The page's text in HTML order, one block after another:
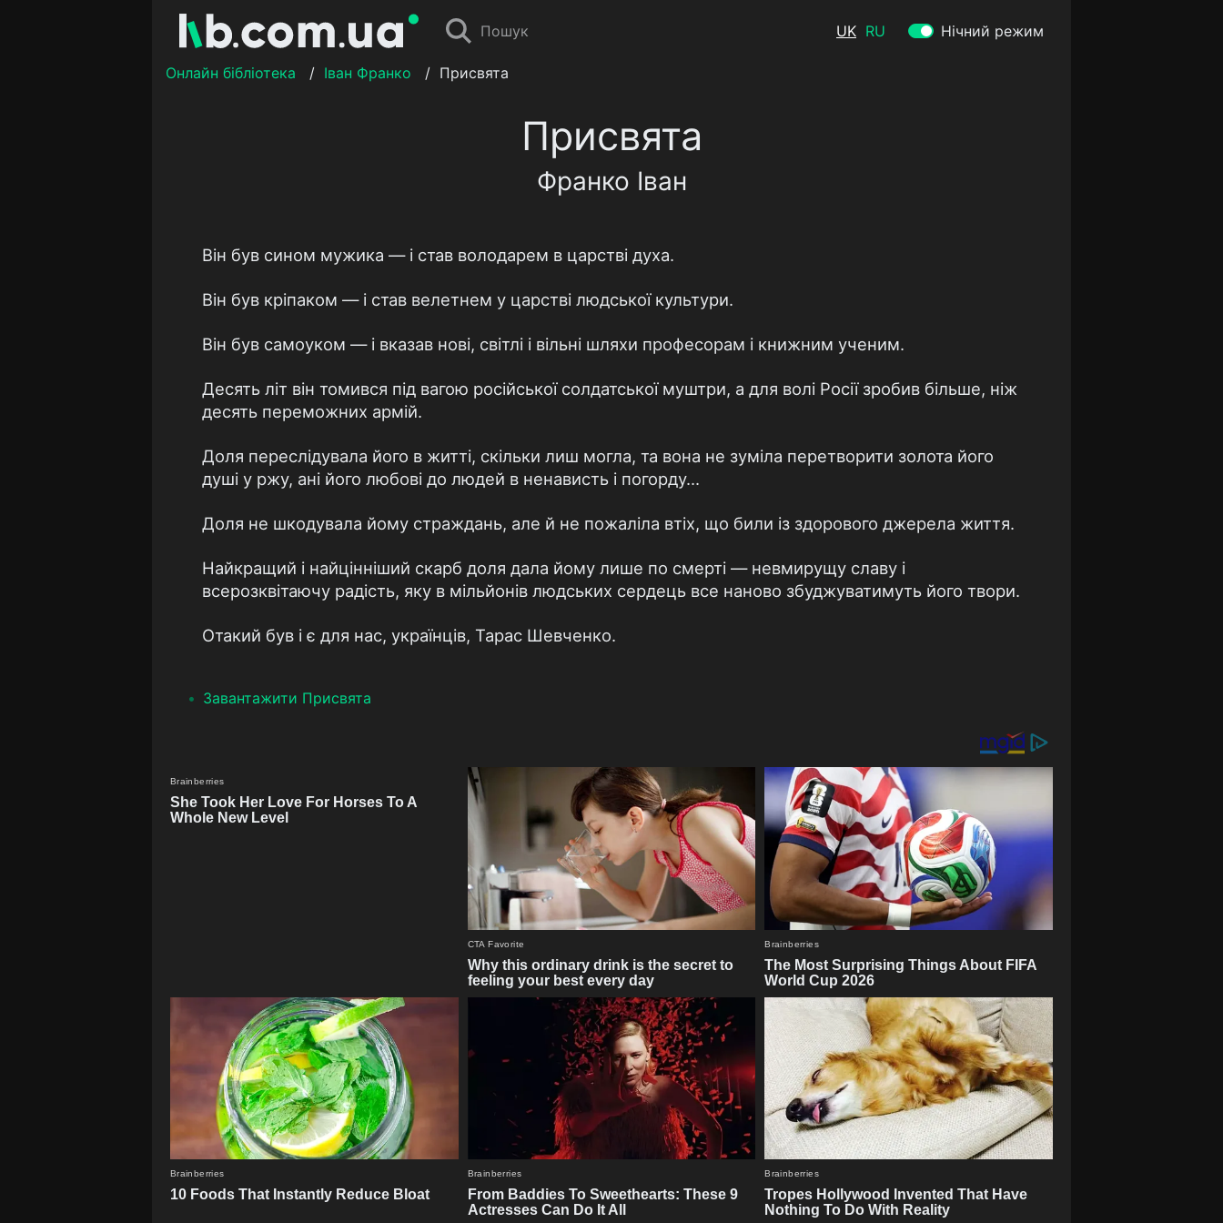
Пошук UK RU Нічний режим
Онлайн бібліотека / Іван Франко / Присвята
Присвята
Франко Іван
Він був сином мужика — і став володарем в царстві духа.
Він був кріпаком — і став велетнем у царстві людської культури.
Він був самоуком — і вказав нові, світлі і вільні шляхи професорам і книжним ученим.
Десять літ він томився під вагою російської солдатської муштри, а для волі Росії зробив більше, ніж
десять переможних армій.
Доля переслідувала його в житті, скільки лиш могла, та вона не зуміла перетворити золота його
душі у ржу, ані його любові до людей в ненависть і погорду...
Доля не шкодувала йому страждань, але й не пожаліла втіх, що били із здорового джерела життя.
Найкращий і найцінніший скарб доля дала йому лише по смерті — невмирущу славу і
всерозквітаючу радість, яку в мільйонів людських сердець все наново збуджуватимуть його твори.
Отакий був і є для нас, українців, Тарас Шевченко.
Завантажити Присвята